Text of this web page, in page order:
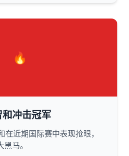
🔥
冲击冠军
近期国际赛中表现抢眼，
马。